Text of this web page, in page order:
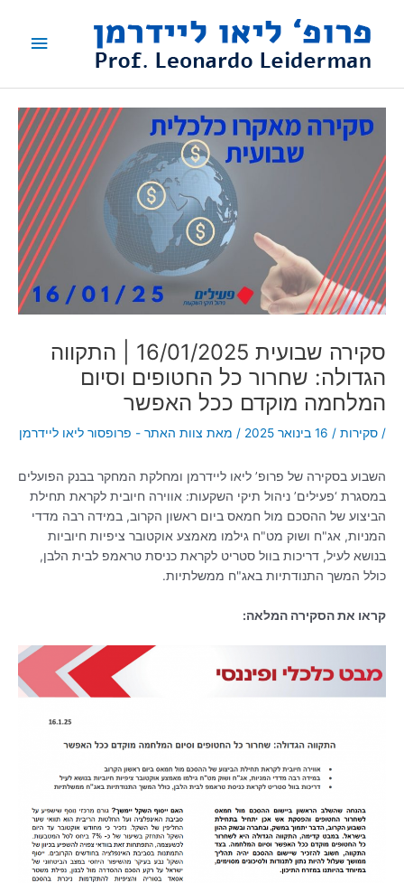
ראשי
סקירה שבועית 16/01/2025 | התקווה
הגדולה: שחרור כל החטופים וסיום
המלחמה מוקדם ככל האפשר
/ סקירות / 16 בינואר 2025 / מאת צוות האתר - פרופסור ליאו ליידרמן
השבוע בסקירה של פרופ’ ליאו ליידרמן ומחלקת המחקר בבנק הפועלים
במסגרת ‘פעילים’ ניהול תיקי השקעות: אווירה חיובית לקראת תחילת
הביצוע של ההסכם מול חמאס ביום ראשון הקרוב, במידה רבה מדדי
המניות, אג"ח ושוק מט"ח גילמו מאמצע אוקטובר ציפיות חיוביות
בנושא לעיל, דריכות בוול סטריט לקראת כניסת טראמפ לבית הלבן,
כולל המשך התנודתיות באג"ח ממשלתיות.
קראו את הסקירה המלאה: